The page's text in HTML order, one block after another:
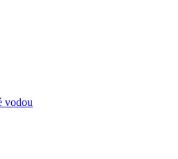
vodou